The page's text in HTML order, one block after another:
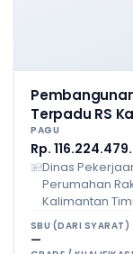
Terpadu RS
PAGU
Rp.
Dinas
Perumahan
Kalimantan
SBU (DARI SYARAT)
—